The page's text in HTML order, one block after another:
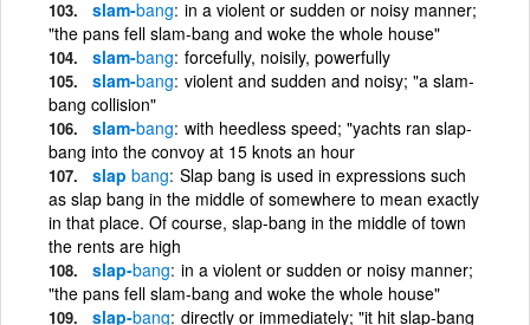
slam-bang in a violent or sudden or noisy manner;
"the pans fell slam-bang and woke the whole house"
slam-bang forcefully, noisily, powerfully
slam-bang violent and sudden and noisy; "a slam-
bang collision"
slam-bang with heedless speed; "yachts ran slap-
bang into the convoy at 15 knots an hour
slap bang Slap bang is used in expressions such
as slap bang in the middle of somewhere to mean exactly
in that place. Of course, slap-bang in the middle of town
the rents are high
slap-bang in a violent or sudden or noisy manner;
"the pans fell slam-bang and woke the whole house"
slap-bang directly or immediately; "it hit slap-bang